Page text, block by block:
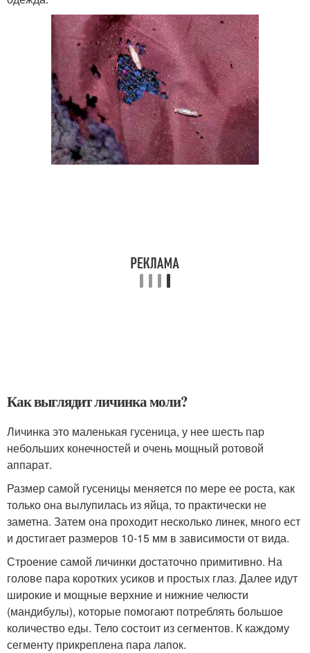
Как выглядит личинка моли?
Личинка это маленькая гусеница, у нее шесть пар
небольших конечностей и очень мощный ротовой
аппарат.
Размер самой гусеницы меняется по мере ее роста, как
только она вылупилась из яйца, то практически не
заметна. Затем она проходит несколько линек, много ест
и достигает размеров 10-15 мм в зависимости от вида.
Строение самой личинки достаточно примитивно. На
голове пара коротких усиков и простых глаз. Далее идут
широкие и мощные верхние и нижние челюсти
(мандибулы), которые помогают потреблять большое
количество еды. Тело состоит из сегментов. К каждому
сегменту прикреплена пара лапок.